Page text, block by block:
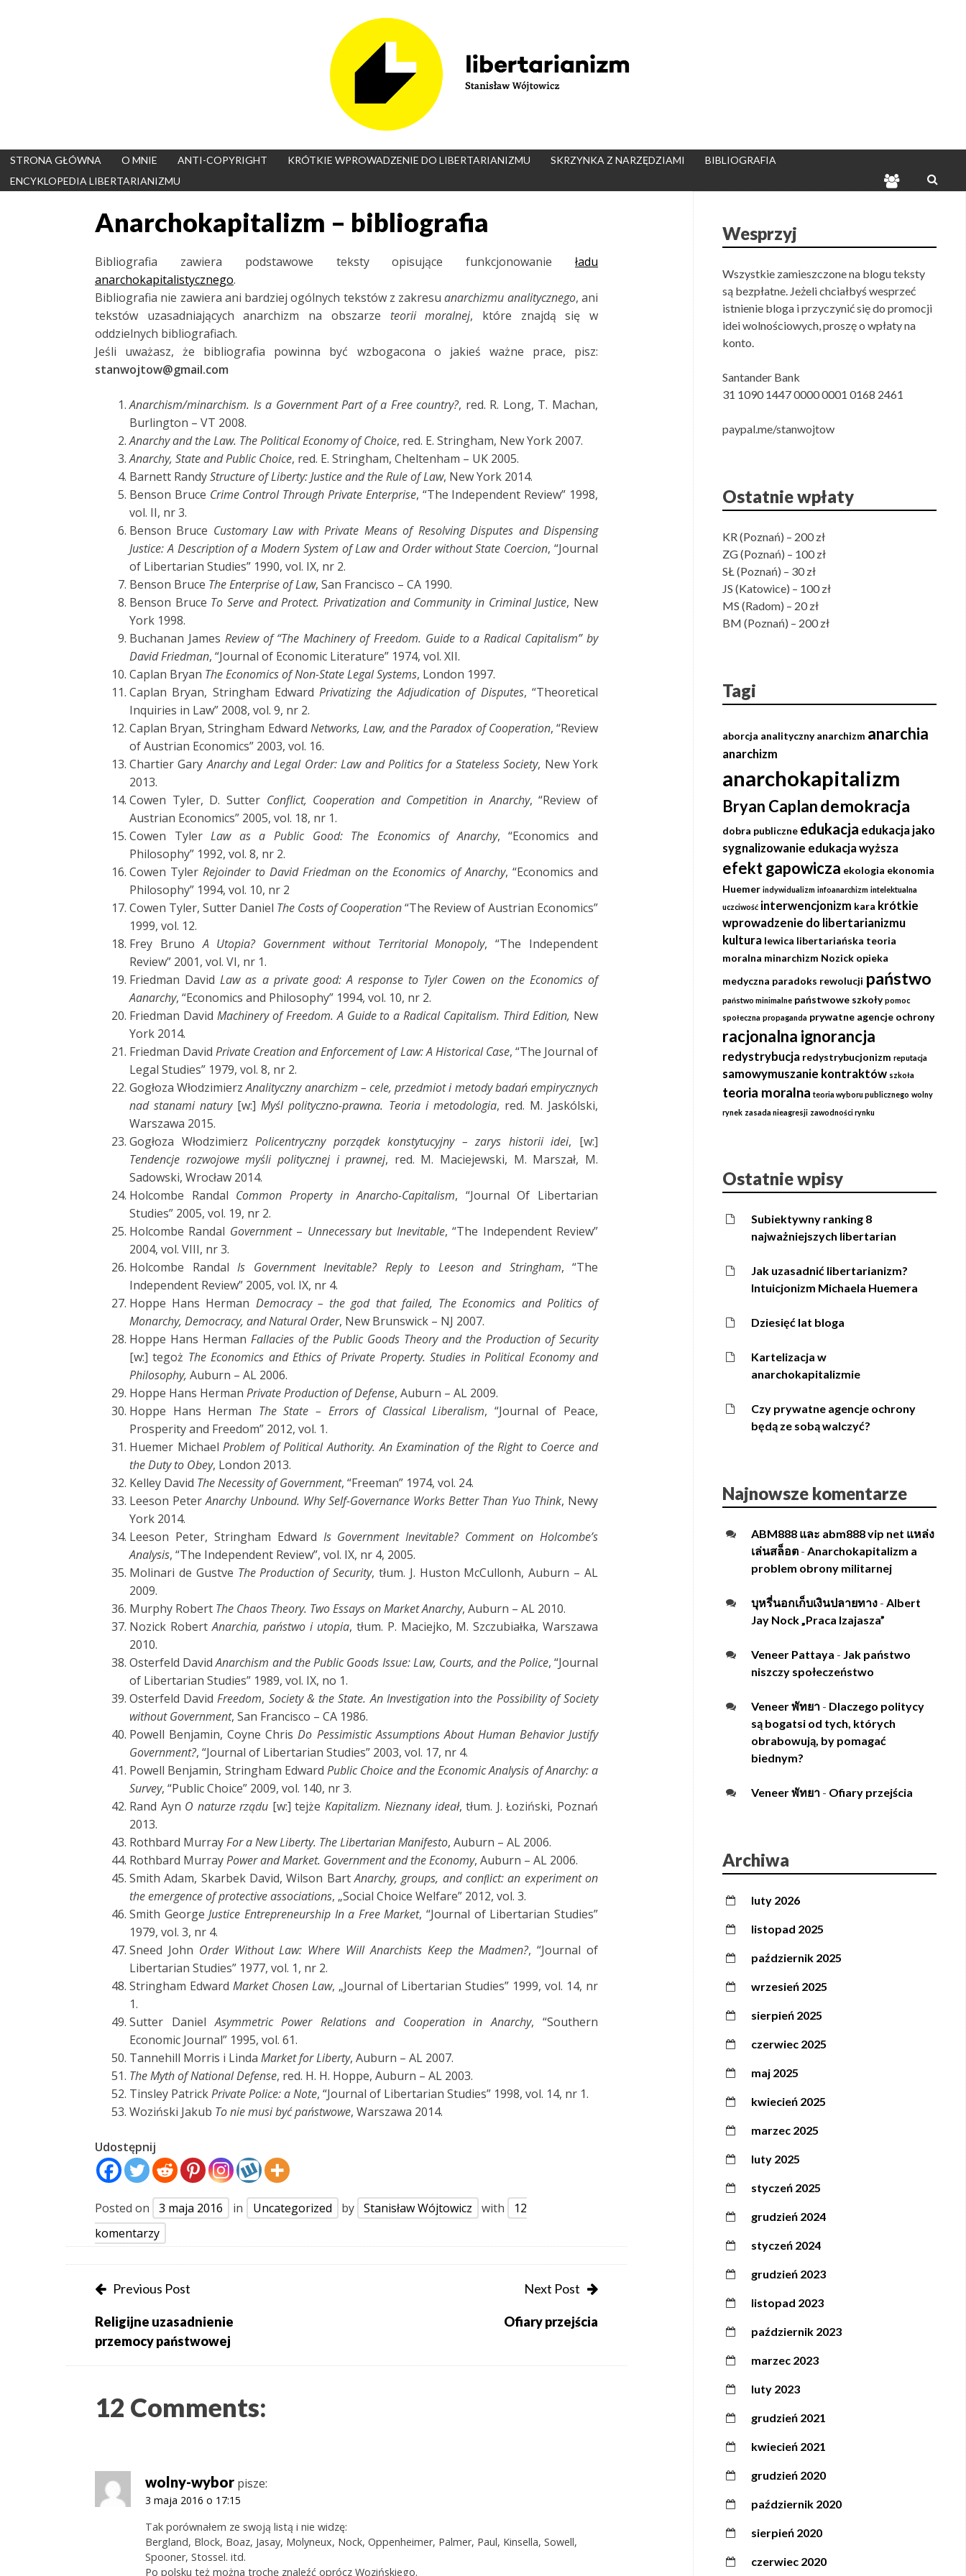
STRONA GŁÓWNA O MNIE ANTI-COPYRIGHT KRÓTKIE WPROWADZENIE DO LIBERTARIANIZMU SKRZYNKA Z NARZĘDZIAMI
BIBLIOGRAFIA
ENCYKLOPEDIA LIBERTARIANIZMU
Anarchokapitalizm – bibliografia
Bibliografia zawiera podstawowe teksty opisujące funkcjonowanie ładu
anarchokapitalistycznego.
Bibliografia nie zawiera ani bardziej ogólnych tekstów z zakresuanarchizmu analitycznego, ani
tekstów uzasadniających anarchizm na obszarze teorii moralnej, które znajdą się w
oddzielnych bibliografiach.
Jeśli uważasz, że bibliografia powinna być wzbogacona o jakieś ważne prace, pisz:
stanwojtow@gmail.com
Anarchism/minarchism. Is a Government Part of a Free country?, red. R. Long, T. Machan,
Burlington – VT 2008.
Anarchy and the Law. The Political Economy of Choice, red. E. Stringham, New York 2007.
Anarchy, State and Public Choice, red. E. Stringham, Cheltenham – UK 2005.
Barnett RandyStructure of Liberty: Justice and the Rule of Law, New York 2014.
Benson Bruce Crime Control Through Private Enterprise, “The Independent Review” 1998,
vol. II, nr 3.
Benson Bruce Customary Law with Private Means of Resolving Disputes and Dispensing
Justice: A Description of a Modern System of Law and Order without State Coercion, “Journal
of Libertarian Studies” 1990, vol. IX, nr 2.
Benson Bruce The Enterprise of Law, San Francisco – CA 1990.
Benson Bruce To Serve and Protect. Privatization and Community in Criminal Justice, New
York 1998.
Buchanan James Review of “The Machinery of Freedom. Guide to a Radical Capitalism” by
David Friedman, “Journal of Economic Literature” 1974, vol. XII.
Caplan Bryan The Economics of Non-State Legal Systems, London 1997.
Caplan Bryan, Stringham EdwardPrivatizing the Adjudication of Disputes, “Theoretical
Inquiries in Law” 2008, vol. 9, nr 2.
Caplan Bryan, Stringham Edward Networks, Law, and the Paradox of Cooperation, “Review
of Austrian Economics” 2003, vol. 16.
Chartier GaryAnarchy and Legal Order: Law and Politics for a Stateless Society, New York
2013.
Cowen Tyler, D. Sutter Conflict, Cooperation and Competition in Anarchy, “Review of
Austrian Economics” 2005, vol. 18, nr 1.
Cowen TylerLaw as a Public Good: The Economics of Anarchy, “Economics and
Philosophy” 1992, vol. 8, nr 2.
Cowen TylerRejoinder to David Friedman on the Economics of Anarchy, “Economics and
Philosophy” 1994, vol. 10, nr 2
Cowen Tyler, Sutter Daniel The Costs of Cooperation“The Review of Austrian Economics”
1999, vol. 12.
Frey BrunoA Utopia? Government without Territorial Monopoly, “The Independent
Review” 2001, vol. VI, nr 1.
Friedman DavidLaw as a private good: A response to Tyler Cowen on the Economics of
Aanarchy, “Economics and Philosophy” 1994, vol. 10, nr 2.
Friedman David Machinery of Freedom. A Guide to a Radical Capitalism. Third Edition, New
York 2014.
Friedman DavidPrivate Creation and Enforcement of Law: A Historical Case, “The Journal of
Legal Studies” 1979, vol. 8, nr 2.
Gogłoza WłodzimierzAnalityczny anarchizm – cele, przedmiot i metody badań empirycznych
nad stanami natury[w:]Myśl polityczno-prawna. Teoria i metodologia, red. M. Jaskólski,
Warszawa 2015.
Gogłoza WłodzimierzPolicentryczny porządek konstytucyjny – zarys historii idei, [w:]
Tendencje rozwojowe myśli politycznej i prawnej, red. M. Maciejewski, M. Marszał, M.
Sadowski, Wrocław 2014.
Holcombe Randal Common Property in Anarcho-Capitalism, “Journal Of Libertarian
Studies” 2005, vol. 19, nr 2.
Holcombe Randal Government – Unnecessary but Inevitable, “The Independent Review”
2004, vol. VIII, nr 3.
Holcombe Randal Is Government Inevitable? Reply to Leeson and Stringham, “The
Independent Review” 2005, vol. IX, nr 4.
Hoppe Hans Herman Democracy – the god that failed, The Economics and Politics of
Monarchy, Democracy, and Natural Order, New Brunswick – NJ 2007.
Hoppe Hans Herman Fallacies of the Public Goods Theory and the Production of Security
[w:] tegoż The Economics and Ethics of Private Property. Studies in Political Economy and
Philosophy, Auburn – AL 2006.
Hoppe Hans Herman Private Production of Defense, Auburn – AL 2009.
Hoppe Hans Herman The State – Errors of Classical Liberalism, “Journal of Peace,
Prosperity and Freedom” 2012, vol. 1.
Huemer MichaelProblem of Political Authority.An Examination of the Right to Coerce and
the Duty to Obey, London 2013.
Kelley David The Necessity of Government, “Freeman” 1974, vol. 24.
Leeson PeterAnarchy Unbound. Why Self-Governance Works Better Than Yuo Think, Newy
York 2014.
Leeson Peter, Stringham Edward Is Government Inevitable? Comment on Holcombe’s
Analysis, “The Independent Review”, vol. IX, nr 4, 2005.
Molinari de Gustve The Production of Security, tłum. J. Huston McCullonh, Auburn – AL
2009.
Murphy Robert The Chaos Theory. Two Essays on Market Anarchy, Auburn – AL 2010.
Nozick RobertAnarchia, państwo i utopia, tłum. P. Maciejko, M. Szczubiałka, Warszawa
2010.
Osterfeld DavidAnarchism and the Public Goods Issue: Law, Courts, and the Police, “Journal
of Libertarian Studies” 1989, vol. IX, no 1.
Osterfeld DavidFreedom, Society & the State. An Investigation into the Possibility of Society
without Government, San Francisco – CA 1986.
Powell Benjamin, Coyne ChrisDo Pessimistic Assumptions About Human Behavior Justify
Government?, “Journal of Libertarian Studies” 2003, vol. 17, nr 4.
Powell Benjamin, Stringham Edward Public Choice and the Economic Analysis of Anarchy: a
Survey, “Public Choice” 2009, vol. 140, nr 3.
Rand Ayn O naturze rządu [w:] tejże Kapitalizm. Nieznany ideał, tłum. J. Łoziński, Poznań
2013.
Rothbard MurrayFor a New Liberty. The Libertarian Manifesto, Auburn – AL 2006.
Rothbard MurrayPower and Market. Government and the Economy, Auburn – AL 2006.
Smith Adam, Skarbek David, Wilson BartAnarchy, groups, and conﬂict: an experiment on
the emergence ofprotective associations, „Social Choice Welfare” 2012, vol. 3.
Smith GeorgeJustice Entrepreneurship In a Free Market, “Journal of Libertarian Studies”
1979, vol. 3, nr 4.
Sneed John Order Without Law: Where Will Anarchists Keep the Madmen?, “Journal of
Libertarian Studies” 1977, vol. 1, nr 2.
Stringham Edward Market Chosen Law, „Journal of Libertarian Studies” 1999, vol. 14, nr
1.
Sutter DanielAsymmetric Power Relations and Cooperation in Anarchy, “Southern
Economic Journal” 1995, vol. 61.
Tannehill Morris i Linda Market for Liberty, Auburn – AL 2007.
The Myth of National Defense, red. H. H. Hoppe, Auburn – AL 2003.
Tinsley PatrickPrivate Police: a Note, “Journal of Libertarian Studies” 1998, vol. 14, nr 1.
Woziński Jakub To nie musi być państwowe, Warszawa 2014.
Udostępnij
Posted on 3 maja 2016 in Uncategorized by Stanisław Wójtowicz with
12
komentarzy
PostPrevious Post
Religijne uzasadnienie
przemocy państwowej
Next Post
Ofiary przejścia
12 Comments:
wolny-wybor pisze:
3 maja 2016 o 17:15
Tak porównałem ze swoją listą i nie widzę:
Bergland, Block, Boaz, Jasay, Molyneux, Nock, Oppenheimer, Palmer, Paul, Kinsella, Sowell,
Spooner, Stossel. itd.
Po polsku też można trochę znaleźć oprócz Wozińskiego.
Wesprzyj
Wszystkie zamieszczone na blogu teksty
są bezpłatne. Jeżeli chciałbyś wesprzeć
istnienie bloga i przyczynić się do promocji
idei wolnościowych, proszę o wpłaty na
konto.
Santander Bank
31 1090 1447 0000 0001 0168 2461
paypal.me/stanwojtow
Ostatnie wpłaty
KR (Poznań) – 200 zł
ZG (Poznań) – 100 zł
SŁ (Poznań) – 30 zł
JS (Katowice) – 100 zł
MS (Radom) – 20 zł
BM (Poznań) – 200 zł
Tagi
aborcja analityczny anarchizm anarchia
anarchizm
anarchokapitalizm
Bryan Caplandemokracja
dobra publiczne edukacja edukacja jako
sygnalizowanie edukacja wyższa
efekt gapowicza ekologia ekonomia
Huemer indywidualizm infoanarchizm intelektualna
uczciwość interwencjonizm kara krótkie
wprowadzenie do libertarianizmu
kultura lewica libertariańska teoria
moralna minarchizm Nozick opieka
medyczna paradoks rewolucji państwo
państwo minimalne państwowe szkoły pomoc
społeczna propaganda prywatne agencje ochrony
racjonalna ignorancja
redystrybucja redystrybucjonizm reputacja
samowymuszanie kontraktów szkoła
teoria moralna teoria wyboru publicznego wolny
rynek zasada nieagresji zawodności rynku
Ostatnie wpisy
Subiektywny ranking 8
najważniejszych libertarian
Jak uzasadnić libertarianizm?
Intuicjonizm Michaela Huemera
Dziesięć lat bloga
Kartelizacja w
anarchokapitalizmie
Czy prywatne agencje ochrony
będą ze sobą walczyć?
Najnowsze komentarze
ABM888 และ abm888 vip net แหล่ง
เล่นสล็อต - Anarchokapitalizm a
problem obrony militarnej
บุหรี่นอกเก็บเงินปลายทาง - Albert
Jay Nock „Praca Izajasza”
Veneer Pattaya - Jak państwo
niszczy społeczeństwo
Veneer พัทยา - Dlaczego politycy
są bogatsi od tych, których
obrabowują, by pomagać
biednym?
Veneer พัทยา - Ofiary przejścia
Archiwa
luty 2026
listopad 2025
październik 2025
wrzesień 2025
sierpień 2025
czerwiec 2025
maj 2025
kwiecień 2025
marzec 2025
luty 2025
styczeń 2025
grudzień 2024
styczeń 2024
grudzień 2023
listopad 2023
październik 2023
marzec 2023
luty 2023
grudzień 2021
kwiecień 2021
grudzień 2020
październik 2020
sierpień 2020
czerwiec 2020